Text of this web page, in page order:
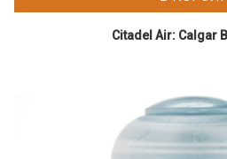
Citadel Air: Calgar